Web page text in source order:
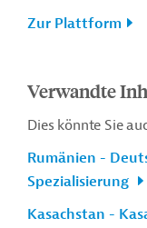
Zur Plattform
Verwandte
Dies könnte Sie
Rumänien -
Spezialisierung
Kasachstan -